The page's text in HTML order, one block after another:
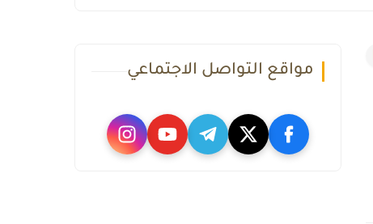
مواقع التواصل الاجتماعي